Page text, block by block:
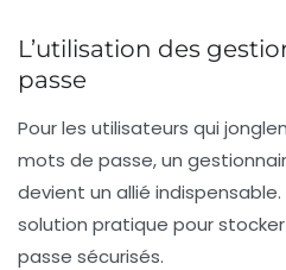
L’utilisation des
passe
Pour les utilisateurs qui
mots de passe, un
devient un allié
solution pratique pour
passe sécurisés.